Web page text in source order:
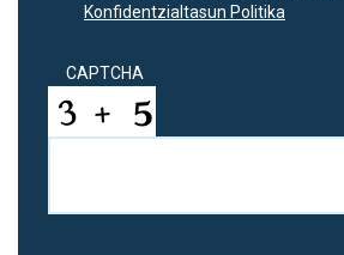
Konfidentzialtasun Politika
CAPTCHA